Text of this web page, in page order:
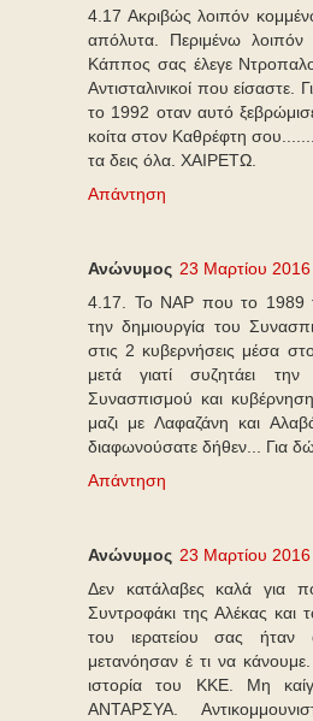
4.17 Ακριβώς λοιπόν
απόλυτα. Περιμένω λοιπόν
Κάππος σας έλεγε
Αντισταλινικοί που είσαστε.
το 1992 οταν αυτό
κοίτα στον Καθρέφτη
τα δεις όλα. ΧΑΙΡΕΤΩ.
Απάντηση
Ανώνυμος 23 Μαρτίου 2016
4.17. Το ΝΑΡ που το 1989
την δημιουργία του
στις 2 κυβερνήσεις μέσα
μετά γιατί συζητάει την
Συνασπισμού και
μαζι με Λαφαζάνη και
διαφωνούσατε δήθεν... Για
Απάντηση
Ανώνυμος 23 Μαρτίου 2016
Δεν κατάλαβες καλά για
Συντροφάκι της Αλέκας και
του ιερατείου σας
μετανόησαν έ τι να
ιστορία του ΚΚΕ. Μη
ΑΝΤΑΡΣΥΑ.